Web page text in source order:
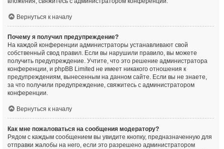
Вернуться к началу
Почему я получил предупреждение?
На каждой конференции администраторы устанавливают свой
собственный свод правил. Если вы нарушили правило, вы можете
получить предупреждение. Учтите, что это решение администратора
конференции, и phpBB Limited не имеет никакого отношения к
предупреждениям, вынесенным на данном сайте. Если вы не знаете,
за что получили предупреждение, свяжитесь с администратором
конференции.
Вернуться к началу
Как мне пожаловаться на сообщения модератору?
Рядом с каждым сообщением вы увидите кнопку, предназначенную для
отправки жалобы на него, если это разрешено администратором